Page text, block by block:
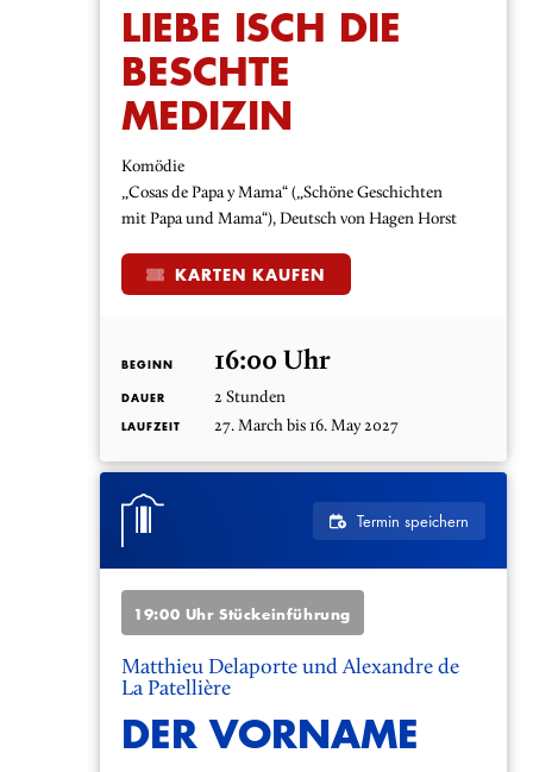
LIEBE ISCH DIE
BESCHTE
MEDIZIN
Komödie
„Cosas de Papa y Mama“ („Schöne Geschichten
mit Papa und Mama“), Deutsch von Hagen Horst
KARTEN KAUFEN
BEGINN 16:00 Uhr
DAUER 2 Stunden
LAUFZEIT 27. March bis 16. May 2027
Termin speichern
19:00 Uhr Stückeinführung
Matthieu Delaporte und Alexandre de
La Patellière
DER VORNAME